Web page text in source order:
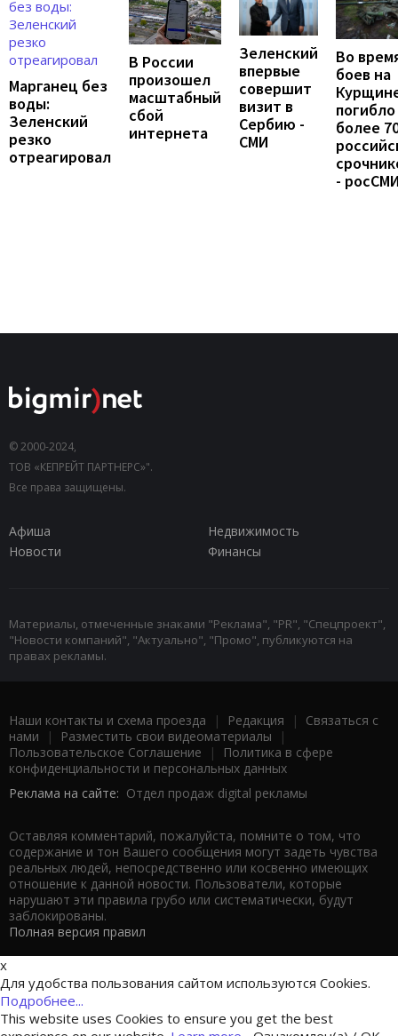
Марганец без
воды:
Зеленский
резко
отреагировал
В России
произошел
масштабный
сбой
интернета
Зеленский
впервые
совершит
визит в
Сербию -
СМИ
Во
боев на
погибло
более
-
© 2000-2024,
ТОВ «КЕПРЕЙТ ПАРТНЕРС»".
Все права защищены.
Афиша
Недвижимость
Новости
Финансы
Материалы, отмеченные знаками "Реклама", "PR", "Спецпроект",
"Новости компаний", "Актуально", "Промо", публикуются на
правах рекламы.
Наши контакты и схема проезда | Редакция | Связаться с
нами | Разместить свои видеоматериалы |
Пользовательское Соглашение |
Политика в сфере
конфиденциальности и персональных данных
Реклама на сайте: Отдел продаж digital рекламы
Оставляя комментарий, пожалуйста, помните о том, что
содержание и тон Вашего сообщения могут задеть чувства
реальных людей, непосредственно или косвенно имеющих
отношение к данной новости. Пользователи, которые
нарушают эти правила грубо или систематически, будут
заблокированы.
Полная версия правил
x
Для удобства пользования сайтом используются Cookies.
Подробнее...
This website uses Cookies to ensure you get the best